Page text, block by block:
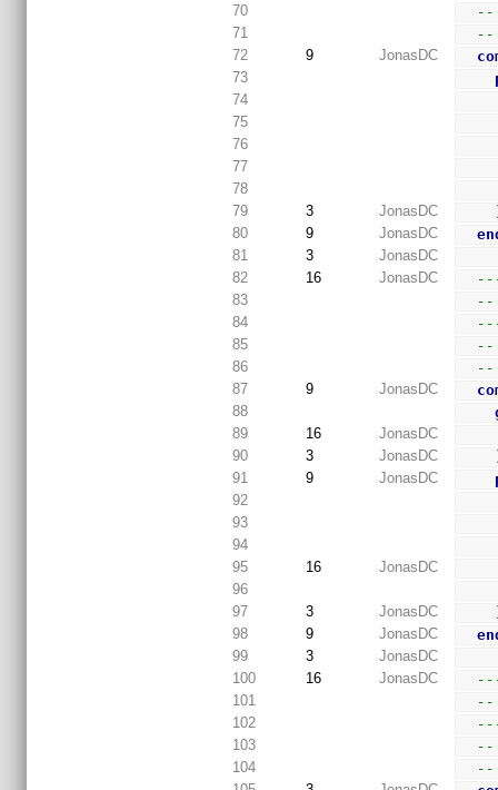
70
--
71
72
9 JonasDC
73
74
75
76
77
78
79
3 JonasDC
80
9 JonasDC
81
3
JonasDC
82
16 JonasDC
83
--
84
85
--
86
87
9 JonasDC
88
89
16
JonasDC
90
3 JonasDC
91
9 JonasDC
92
93
94
95
16
JonasDC
96
97
3 JonasDC
98
9 JonasDC
99
3
JonasDC
100
16 JonasDC
101
--
102
103
--
104